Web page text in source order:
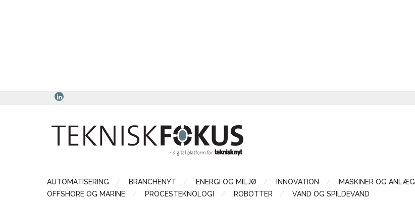
AUTOMATISERING BRANCHENYT ENERGI OG MILJØ INNOVATION MASKINER OG ANLÆG
OFFSHORE OG MARINE
PROCESTEKNOLOGI ROBOTTER VAND OG SPILDEVAND